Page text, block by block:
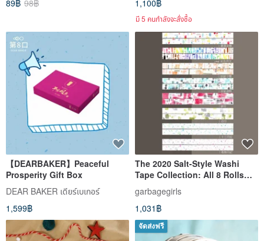
89฿ 98฿
1,100฿
มี 5 คนกำลังจะสั่งซื้อ
【DEARBAKER】Peaceful
Prosperity Gift Box
DEAR BAKER เดียร์เบเกอร์
1,599฿
The 2020 Salt-Style Washi
Tape Collection: All 8 Rolls
Value Set
garbagegirls
1,031฿
จัดส่งฟรี